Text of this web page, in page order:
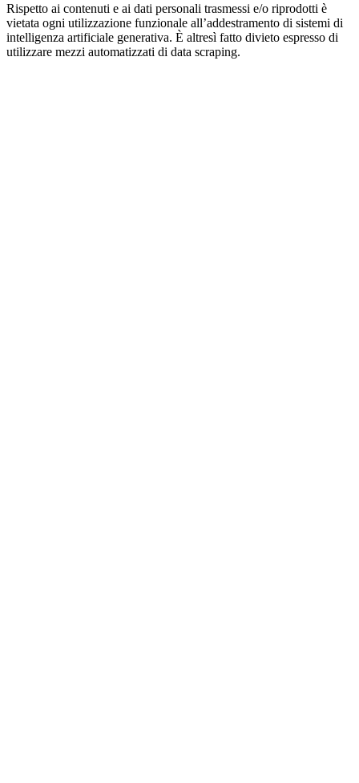
Rispetto ai contenuti e ai dati personali trasmessi e/o riprodotti è
vietata ogni utilizzazione funzionale all’addestramento di sistemi di
intelligenza artificiale generativa. È altresì fatto divieto espresso di
utilizzare mezzi automatizzati di data scraping.